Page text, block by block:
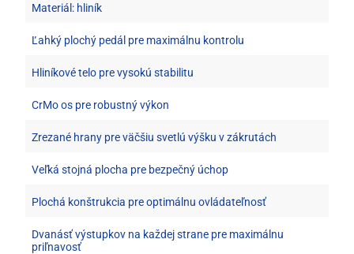
Materiál: hliník
Ľahký plochý pedál pre maximálnu kontrolu
Hliníkové telo pre vysokú stabilitu
CrMo os pre robustný výkon
Zrezané hrany pre väčšiu svetlú výšku v zákrutách
Veľká stojná plocha pre bezpečný úchop
Plochá konštrukcia pre optimálnu ovládateľnosť
Dvanásť výstupkov na každej strane pre maximálnu
priľnavosť